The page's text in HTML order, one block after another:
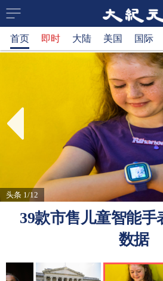
大
纪
新
网
首页 即时 大陆 美国 国际
头条 1/12
39款市售儿童智能手
数据